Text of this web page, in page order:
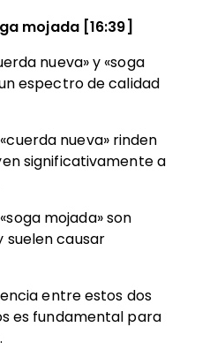
mojada [16:39]
nueva» y «soga
espectro de calidad
nueva» rinden
significativamente a
mojada» son
suelen causar
entre estos dos
es fundamental para